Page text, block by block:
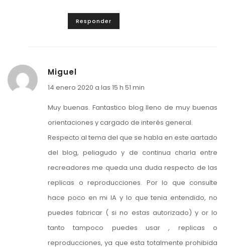
Responder
Miguel
14 enero 2020 a las 15 h 51 min
Muy buenas. Fantastico blog lleno de muy buenas
orientaciones y cargado de interés general.
Respecto al tema del que se habla en este aartado
del blog, peliagudo y de continua charla entre
recreadores me queda una duda respecto de las
replicas o reproducciones. Por lo que consulte
hace poco en mi IA y lo que tenia entendido, no
puedes fabricar ( si no estas autorizado) y or lo
tanto tampoco puedes usar , replicas o
reproducciones, ya que esta totalmente prohibida